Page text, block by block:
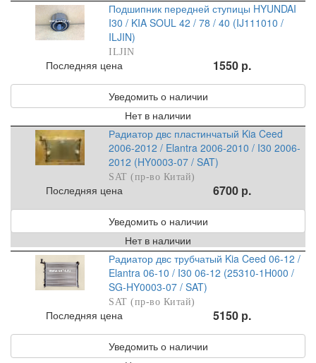
Подшипник передней ступицы HYUNDAI
I30 / KIA SOUL 42 / 78 / 40 (IJ111010 /
ILJIN)
ILJIN
Последняя цена 1550 р.
Уведомить о наличии
Нет в наличии
Радиатор двс пластинчатый Kia Ceed
2006-2012 / Elantra 2006-2010 / I30 2006-
2012 (HY0003-07 / SAT)
SAT (пр-во Китай)
Последняя цена 6700 р.
Уведомить о наличии
Нет в наличии
Радиатор двс трубчатый Kia Ceed 06-12 /
Elantra 06-10 / I30 06-12 (25310-1H000 /
SG-HY0003-07 / SAT)
SAT (пр-во Китай)
Последняя цена 5150 р.
Уведомить о наличии